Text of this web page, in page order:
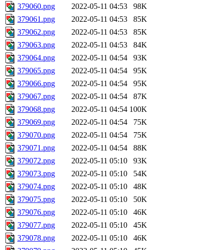
379060.png
2022-05-11 04:53
98K
379061.png
2022-05-11 04:53
85K
379062.png
2022-05-11 04:53
85K
379063.png
2022-05-11 04:53
84K
379064.png
2022-05-11 04:54
93K
379065.png
2022-05-11 04:54
95K
379066.png
2022-05-11 04:54
95K
379067.png
2022-05-11 04:54
87K
379068.png
2022-05-11 04:54 100K
379069.png
2022-05-11 04:54
75K
379070.png
2022-05-11 04:54
75K
379071.png
2022-05-11 04:54
88K
379072.png
2022-05-11 05:10
93K
379073.png
2022-05-11 05:10
54K
379074.png
2022-05-11 05:10
48K
379075.png
2022-05-11 05:10
50K
379076.png
2022-05-11 05:10
46K
379077.png
2022-05-11 05:10
45K
379078.png
2022-05-11 05:10
46K